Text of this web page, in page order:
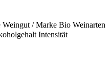
Weingut / Marke Bio Weinarten
Intensität